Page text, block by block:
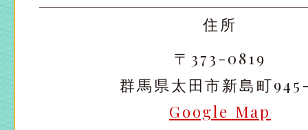
住所
〒373-0819
群馬県太田市新島町
Google Map